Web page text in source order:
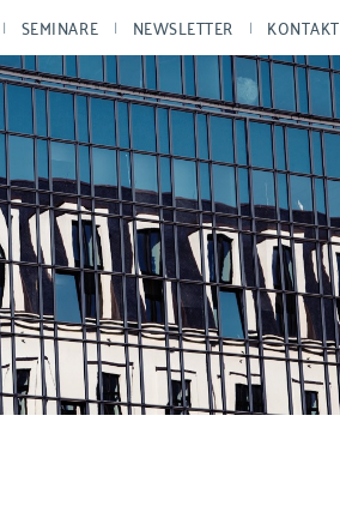
SEMINARE NEWSLETTER KONTAKT